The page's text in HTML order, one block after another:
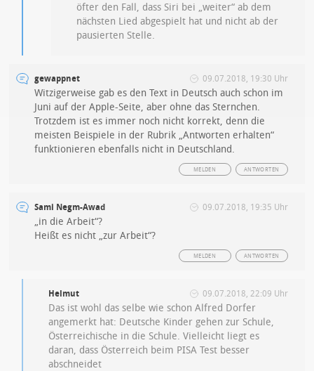
öfter den Fall, dass Siri bei „weiter“ ab dem
nächsten Lied abgespielt hat und nicht ab der
pausierten Stelle.
gewappnet 09.07.2018, 19:30 Uhr
Witzigerweise gab es den Text in Deutsch auch schon im
Juni auf der Apple-Seite, aber ohne das Sternchen.
Trotzdem ist es immer noch nicht korrekt, denn die
meisten Beispiele in der Rubrik „Antworten erhalten“
funktionieren ebenfalls nicht in Deutschland.
ANTWORTEN
MELDEN
Sami Negm-Awad 09.07.2018, 19:35 Uhr
„in die Arbeit“?
Heißt es nicht „zur Arbeit“?
ANTWORTEN
MELDEN
Helmut 09.07.2018, 22:09 Uhr
Das ist wohl das selbe wie schon Alfred Dorfer
angemerkt hat: Deutsche Kinder gehen zur Schule,
Österreichische in die Schule. Vielleicht liegt es
daran, dass Österreich beim PISA Test besser
abschneidet